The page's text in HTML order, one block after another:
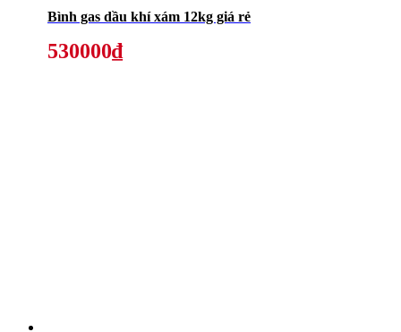
Bình gas dầu khí xám 12kg giá rẻ
530000₫